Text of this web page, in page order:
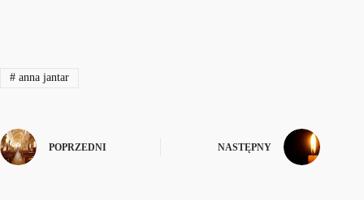
#anna jantar
POPRZEDNI NASTĘPNY